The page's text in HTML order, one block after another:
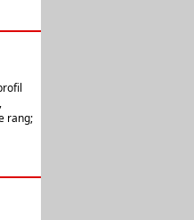
rang;